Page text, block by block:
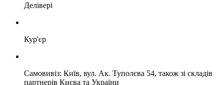
Делівері
Кур'єр
Самовивіз: Київ, вул. Ак. Туполєва 54, також зі складів
партнерів Києва та України